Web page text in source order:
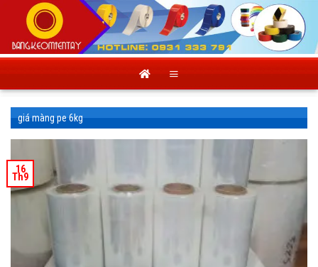
content
giá màng pe 6kg
16
Th9